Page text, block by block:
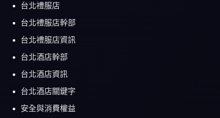
台北禮服店
台北禮服店幹部
台北禮服店資訊
台北酒店幹部
台北酒店資訊
台北酒店關鍵字
安全與消費權益